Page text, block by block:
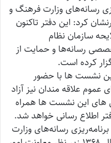
رسانه‌های وزارت فرهنگ و
کرد: این دفتر تاکنون
سازمان نظام
رسانه‌ها و حمایت از
کرده است.
نشست ها با حضور
عموم علاقه مندان نیز آزاد
های این نشست ها همراه
اطلاع رسانی خواهد شد.
رسانه‌های وزارت